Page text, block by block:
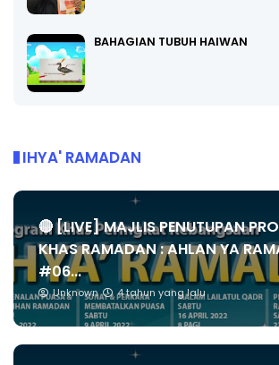
BAHAGIAN TUBUH HAIWAN
IHYA' RAMADAN
🔴 [LIVE] MAJLIS PENUTUPAN
KHAS RAMADAN : AHLAN YA
#06...
Unknown 4 tahun yang lalu